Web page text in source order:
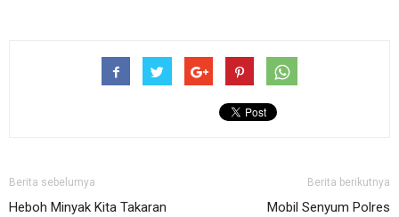
Berita sebelumya
Heboh Minyak Kita Takaran
Berita berikutnya
Mobil Senyum Polres